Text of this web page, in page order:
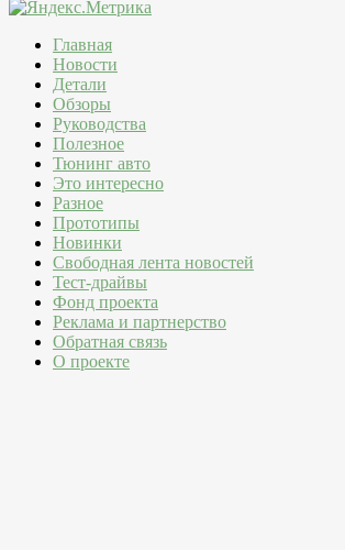
Главная
Новости
Детали
Обзоры
Руководства
Полезное
Тюнинг авто
Это интересно
Разное
Прототипы
Новинки
Свободная лента новостей
Тест-драйвы
Фонд проекта
Реклама и партнерство
Обратная связь
О проекте